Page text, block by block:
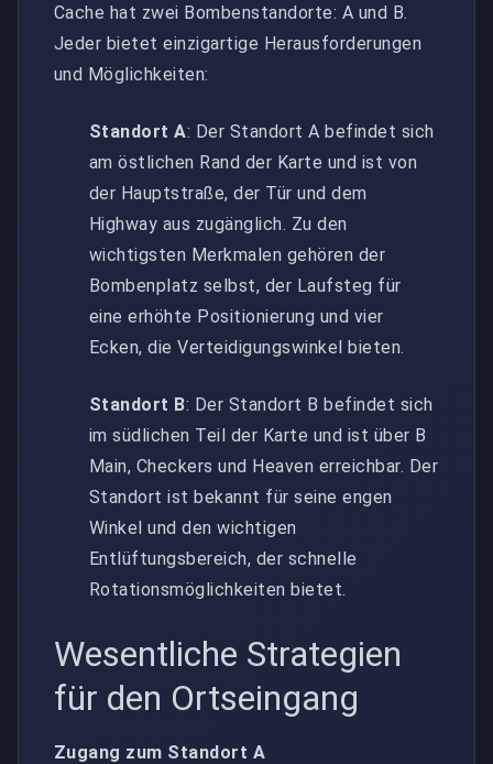
Cache hat zwei Bombenstandorte: A und B.
Jeder bietet einzigartige Herausforderungen
und Möglichkeiten:
Standort A: Der Standort A befindet sich
am östlichen Rand der Karte und ist von
der Hauptstraße, der Tür und dem
Highway aus zugänglich. Zu den
wichtigsten Merkmalen gehören der
Bombenplatz selbst, der Laufsteg für
eine erhöhte Positionierung und vier
Ecken, die Verteidigungswinkel bieten.
Standort B: Der Standort B befindet sich
im südlichen Teil der Karte und ist über B
Main, Checkers und Heaven erreichbar. Der
Standort ist bekannt für seine engen
Winkel und den wichtigen
Entlüftungsbereich, der schnelle
Rotationsmöglichkeiten bietet.
Wesentliche Strategien
für den Ortseingang
Zugang zum Standort A